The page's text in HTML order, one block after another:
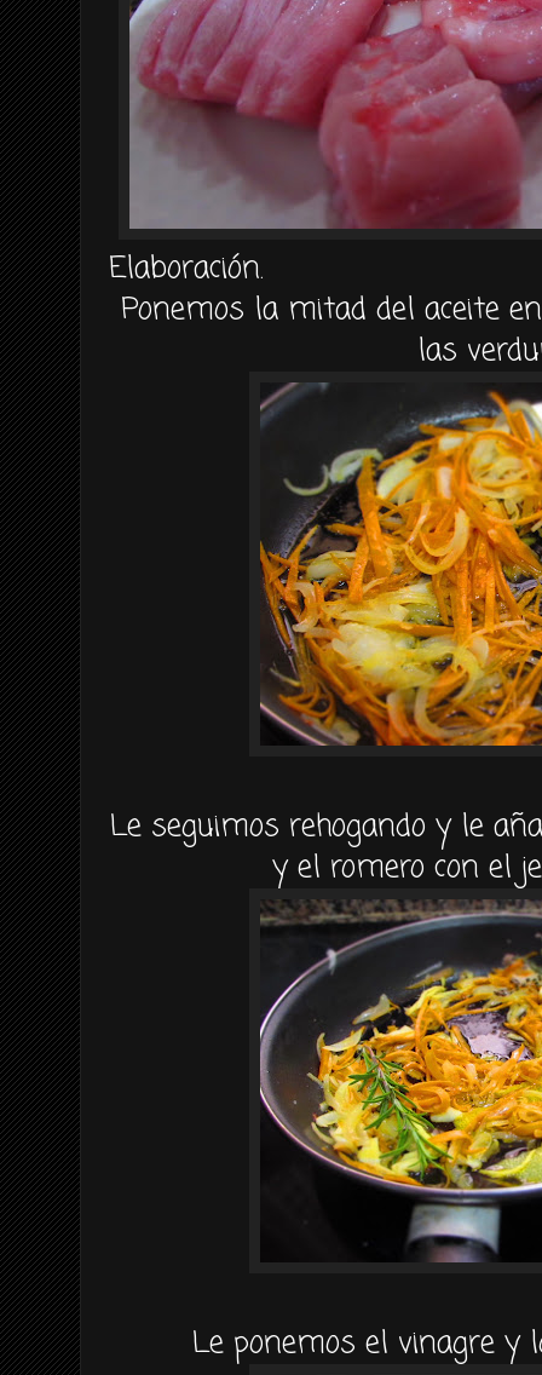
Elaboración.
Ponemos la mitad del aceite
las
Le seguimos rehogando y le
y el romero con el
Le ponemos el vinagre y